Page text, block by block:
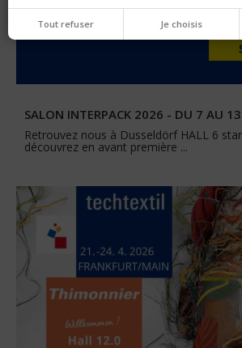
SALON INTERPACK 2026 - DU 7 AU
Retrouvez nous à Dusseldörf HALL 6
découvrez en avant première ...
Tout refuser Je choisis